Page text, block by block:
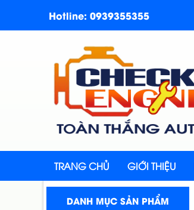
Hotline: 0939355355
TRANG CHỦ GIỚI THIỆU
DANH MỤC SẢN PHẨM